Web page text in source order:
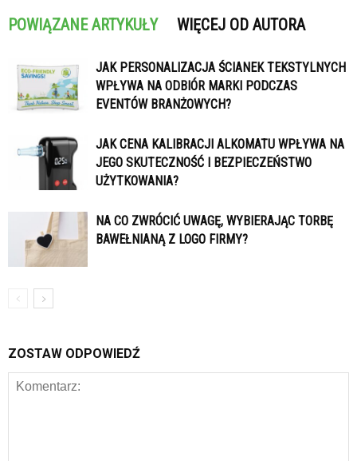
POWIĄZANE ARTYKUŁY WIĘCEJ OD AUTORA
JAK PERSONALIZACJA ŚCIANEK TEKSTYLNYCH
WPŁYWA NA ODBIÓR MARKI PODCZAS
EVENTÓW BRANŻOWYCH?
JAK CENA KALIBRACJI ALKOMATU WPŁYWA NA
JEGO SKUTECZNOŚĆ I BEZPIECZEŃSTWO
UŻYTKOWANIA?
NA CO ZWRÓCIĆ UWAGĘ, WYBIERAJĄC TORBĘ
BAWEŁNIANĄ Z LOGO FIRMY?
ZOSTAW ODPOWIEDŹ